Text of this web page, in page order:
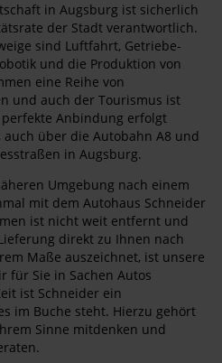
in Augsburg ist sicherlich
der Stadt verantwortlich.
sind Luftfahrt, Getriebe-
und die Produktion von
eine Reihe von
und auch der Tourismus ist
Anbindung erfolgt
über die Autobahn A8 und
in Augsburg.
Umgebung nach einem
mit dem Autohaus Schneider
ist nicht weit entfernt und
direkt zu Ihnen nach
Maße auszeichnet, ist unsere
für Sie in Sachen Autos
ist Schneider ein
im Buche steht. Hierzu gehört
Sinne mitdenken und